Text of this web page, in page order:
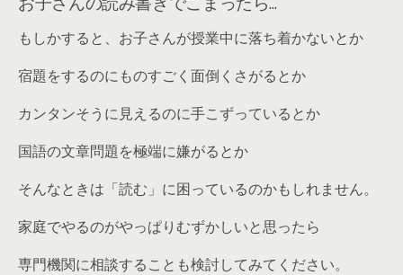
もしかすると、お子さんが授業中に落ち着かないとか
宿題をするのにものすごく面倒くさがるとか
カンタンそうに見えるのに手こずっているとか
国語の文章問題を極端に嫌がるとか
そんなときは「読む」に困っているのかもしれません。
家庭でやるのがやっぱりむずかしいと思ったら
専門機関に相談することも検討してみてください。